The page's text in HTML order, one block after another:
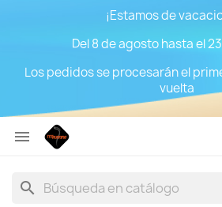
¡Estamos de
Del 8 de agosto hasta el
Los pedidos se procesarán el
vuelta

search